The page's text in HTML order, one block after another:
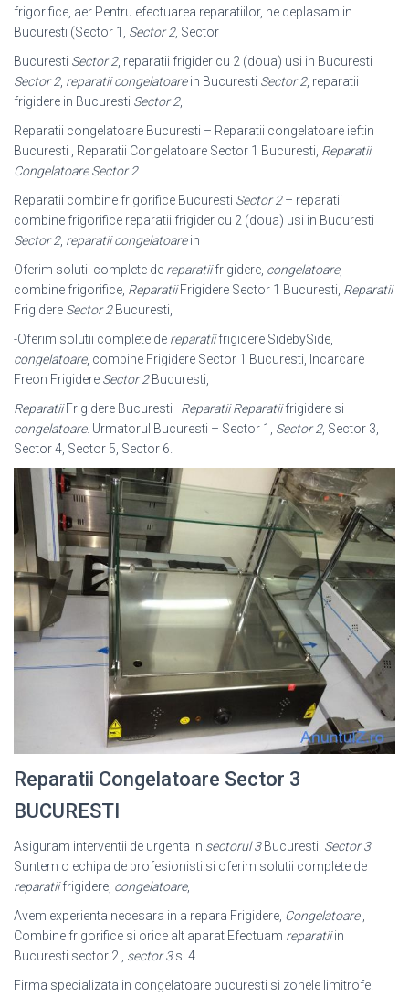
frigorifice, aer Pentru efectuarea reparatiilor, ne deplasam in
București (Sector 1, Sector 2, Sector
Bucuresti Sector 2, reparatii frigider cu 2 (doua) usi in Bucuresti
Sector 2, reparatii congelatoarein Bucuresti Sector 2, reparatii
frigidere in Bucuresti Sector 2,
Reparatii congelatoare Bucuresti – Reparatii congelatoare ieftin
Bucuresti , Reparatii Congelatoare Sector 1 Bucuresti, Reparatii
Congelatoare Sector 2
Reparatii combine frigorifice Bucuresti Sector 2– reparatii
combine frigorifice reparatii frigider cu 2 (doua) usi in Bucuresti
Sector 2, reparatii congelatoarein
Oferim solutii complete de reparatiifrigidere, congelatoare,
combine frigorifice, ReparatiiFrigidere Sector 1 Bucuresti, Reparatii
Frigidere Sector 2Bucuresti,
-Oferim solutii complete de reparatiifrigidere SidebySide,
congelatoare, combine Frigidere Sector 1 Bucuresti, Incarcare
Freon Frigidere Sector 2Bucuresti,
ReparatiiFrigidere Bucuresti · Reparatii Reparatiifrigidere si
congelatoare. Urmatorul Bucuresti – Sector 1, Sector 2, Sector 3,
Sector 4, Sector 5, Sector 6.
Reparatii Congelatoare Sector 3
BUCURESTI
Asiguram interventii de urgenta in sectorul 3Bucuresti. Sector 3
Suntem o echipa de profesionisti si oferim solutii complete de
reparatiifrigidere, congelatoare,
Avem experienta necesara in a repara Frigidere, Congelatoare,
Combine frigorifice si orice alt aparat Efectuam reparatiiin
Bucuresti sector 2 , sector 3si 4 .
Firma specializata in congelatoare bucuresti si zonele limitrofe.